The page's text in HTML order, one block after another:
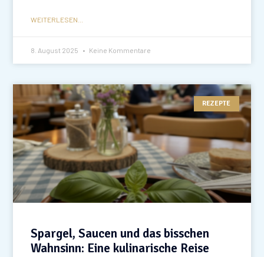
WEITERLESEN...
8. August 2025 Keine Kommentare
REZEPTE
Spargel, Saucen und das bisschen
Wahnsinn: Eine kulinarische Reise